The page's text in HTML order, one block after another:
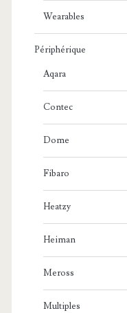
Wearables
Périphérique
Aqara
Contec
Dome
Fibaro
Heatzy
Heiman
Meross
Multiples